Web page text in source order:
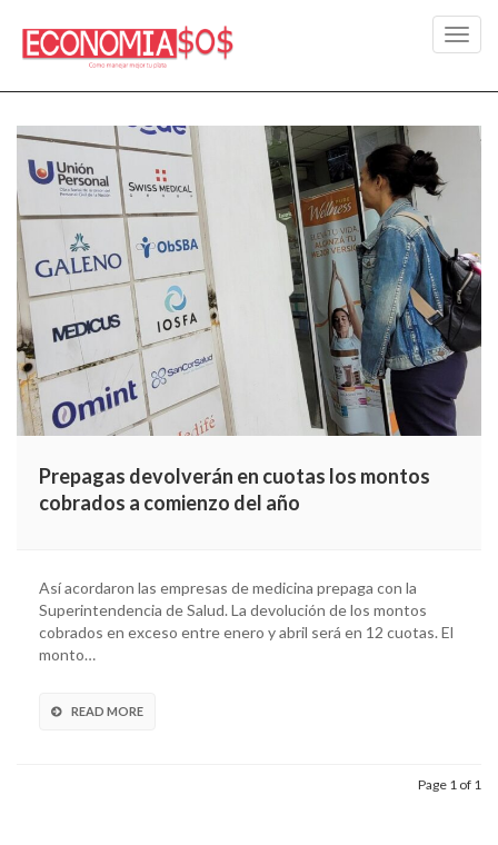
Prepagas devolverán en cuotas los montos
cobrados a comienzo del año
Así acordaron las empresas de medicina prepaga con la
Superintendencia de Salud. La devolución de los montos
cobrados en exceso entre enero y abril será en 12 cuotas. El
monto…
READ MORE
Page 1 of 1